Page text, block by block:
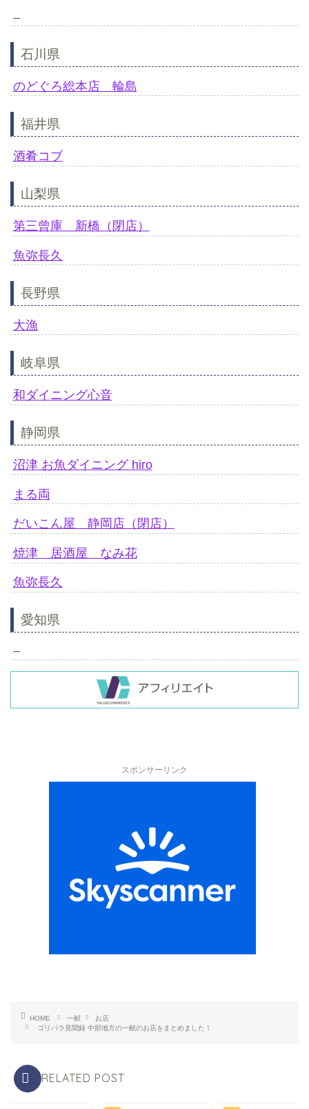
–
石川県
のどぐろ総本店 輪島
福井県
酒肴コブ
山梨県
第三曾庫 新橋（閉店）
魚弥長久
長野県
大漁
岐阜県
和ダイニング心音
静岡県
沼津 お魚ダイニング hiro
まる両
だいこん屋 静岡店（閉店）
焼津 居酒屋 なみ花
魚弥長久
愛知県
–
スポンサーリンク
HOME 一献
お店
ゴリパラ見聞録 中部地方の一献のお店をまとめました！
RELATED POST